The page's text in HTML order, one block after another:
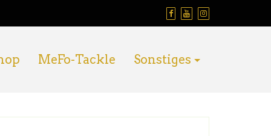
MeFo-Tackle Sonstiges